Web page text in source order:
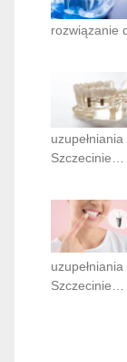
rozwiązanie
Szczecinie…
Szczecinie…